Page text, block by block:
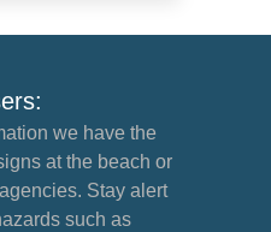
we have the
at the beach or
Stay alert
such as